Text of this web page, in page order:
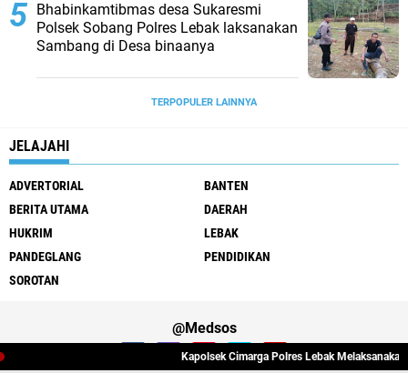
Bhabinkamtibmas desa Sukaresmi
Polsek Sobang Polres Lebak laksanakan
Sambang di Desa binaanya
TERPOPULER LAINNYA
JELAJAHI
ADVERTORIAL
BANTEN
BERITA UTAMA
DAERAH
HUKRIM
LEBAK
PANDEGLANG
PENDIDIKAN
SOROTAN
@Medsos
Kapolsek Cimarga Polres Lebak Melaksanakan